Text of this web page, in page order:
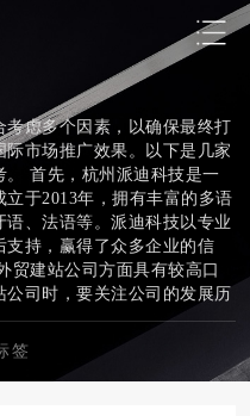
虑多个因素，以确保最终打
市场推广效果。以下是几家
首先，杭州派迪科技是一
于2013年，拥有丰富的多语
、法语等。派迪科技以专业
持，赢得了众多企业的信
贸建站公司方面具有较高口
司时，要关注公司的发展历
确保合作的稳定性。此外，
断建站公司的实力和是否符
平台也是一家专注于外
签